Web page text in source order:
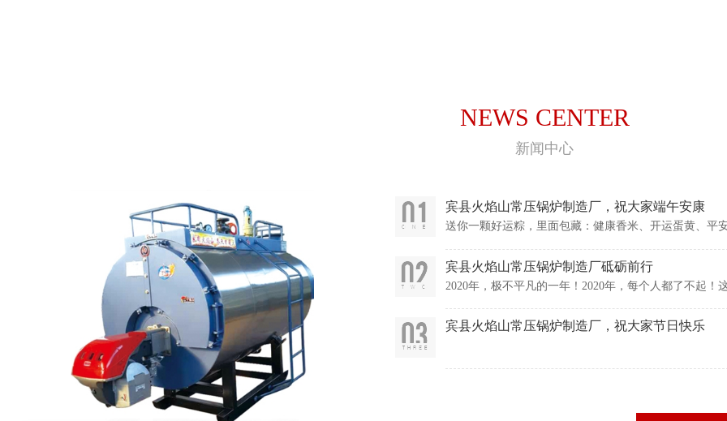
NEWS CENTER
新闻中心
宾县火焰山常压锅炉制造厂，祝大家端午安康
送你一颗好运粽，里面包藏：健康香米、开运蛋黄、平
乐，端午
宾县火焰山常压锅炉制造厂砥砺前行
2020年，极不平凡的一年！2020年，每个人都了不起
宾县火焰山常压锅炉制造厂，祝大家节日快乐